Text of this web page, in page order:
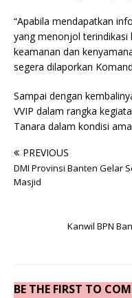
“Apabila mendapatkan
yang menonjol terindikasi
keamanan dan
segera dilaporkan
Sampai dengan
VVIP dalam rangka
Tanara dalam kondisi
PREVIOUS
DMI Provinsi Banten Gelar
Masjid
Kanwil BPN
BE THE FIRST TO